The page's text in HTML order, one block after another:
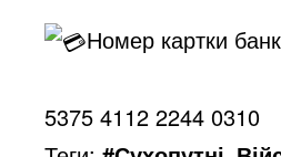
Номер картки
5375 4112 2244 0310